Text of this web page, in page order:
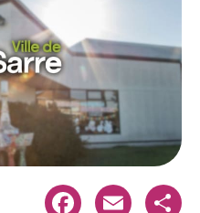
Facebook Email Share